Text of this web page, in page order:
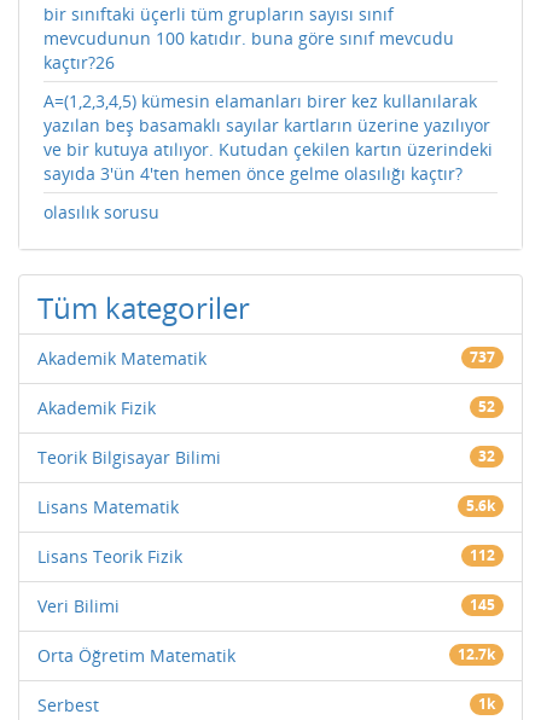
bir sınıftaki üçerli tüm grupların sayısı sınıf
mevcudunun 100 katıdır. buna göre sınıf mevcudu
kaçtır?26
A=(1,2,3,4,5) kümesin elamanları birer kez kullanılarak
yazılan beş basamaklı sayılar kartların üzerine yazılıyor
ve bir kutuya atılıyor. Kutudan çekilen kartın üzerindeki
sayıda 3'ün 4'ten hemen önce gelme olasılığı kaçtır?
olasılık sorusu
Tüm kategoriler
Akademik Matematik 737
Akademik Fizik 52
Teorik Bilgisayar Bilimi 32
Lisans Matematik 5.6k
Lisans Teorik Fizik 112
Veri Bilimi 145
Orta Öğretim Matematik 12.7k
Serbest 1k